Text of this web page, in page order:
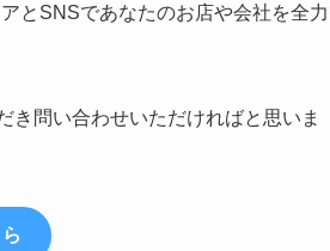
とSNSであなたのお店や会社を全
き問い合わせいただければと思いま